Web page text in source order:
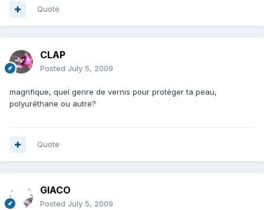
Quote
CLAP
Posted July 5, 2009
magnfique, quel genre de vernis pour protéger ta peau,
polyuréthane ou autre?
Quote
GIACO
Posted July 5, 2009